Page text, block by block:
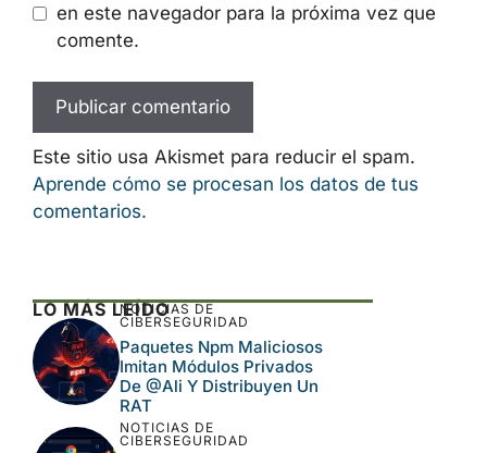
en este navegador para la próxima vez que
comente.
Este sitio usa Akismet para reducir el spam.
Aprende cómo se procesan los datos de tus
comentarios.
LO MÁS LEÍDO
NOTICIAS DE
CIBERSEGURIDAD
Paquetes Npm Maliciosos
Imitan Módulos Privados
De @ali Y Distribuyen Un
RAT
NOTICIAS DE
CIBERSEGURIDAD